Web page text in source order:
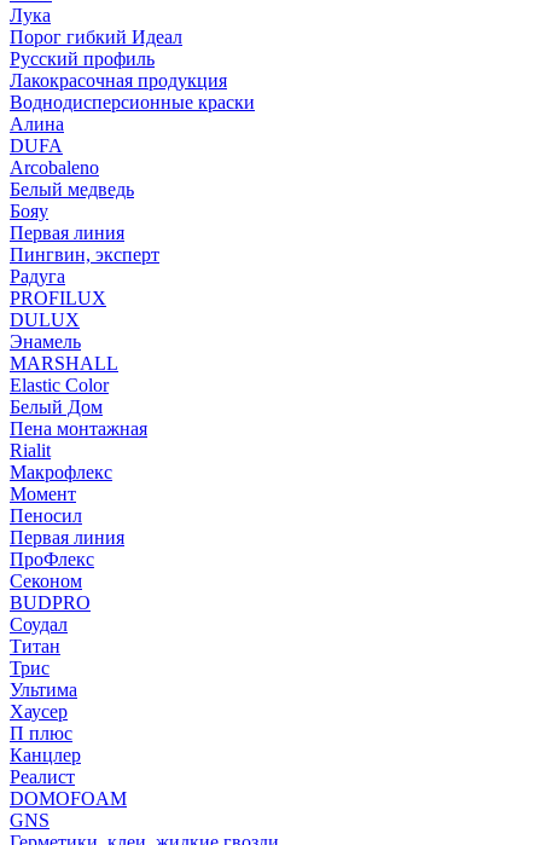
Лука
Порог гибкий Идеал
Русский профиль
Лакокрасочная продукция
Воднодисперсионные краски
Алина
DUFA
Arcobaleno
Белый медведь
Бояу
Первая линия
Пингвин, эксперт
Радуга
PROFILUX
DULUX
Энамель
MARSHALL
Elastic Color
Белый Дом
Пена монтажная
Rialit
Макрофлекс
Момент
Пеносил
Первая линия
ПроФлекс
Секоном
BUDPRO
Соудал
Титан
Трис
Ультима
Хаусер
П плюс
Канцлер
Реалист
DOMOFOAM
GNS